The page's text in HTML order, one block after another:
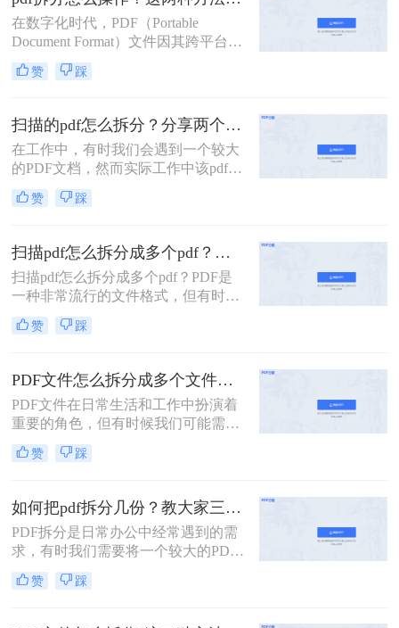
拆分多页PDF文件的实用方法，帮助
您轻松应对各种拆分需求。
在数字化时代，PDF（Portable
Document Format）文件因其跨平台兼
容性和内容稳定性而广受欢迎。然
而，有时我们需要对大型PDF文件进
分割成更小的单元，以便于管理、分
享或编辑。那么PDF拆分怎么操作
呢？本文将为您介绍几种常见的PDF
拆分方法，帮助您轻松完成这项任
务。
赞 踩
扫描的pdf怎么拆分？分享两个实用拆分的方法！
在工作中，有时我们会遇到一个较大
的PDF文档，然而实际工作中该pdf文
档的内容是分模块处理的。这时我们
就可以使用PDF拆分功能，将整个
文档，方便工作中文档的传输处理和
重要内容的查找。下面我们就将介绍
扫描的pdf怎么拆分方法，希望能给读
者的工作带来方便。
赞 踩
扫描pdf怎么拆分成多个pdf？这三种PDF拆分方法轻松搞定！
扫描pdf怎么拆分成多个pdf？PDF是
一种非常流行的文件格式，但有时候
我们需要将一个大的PDF文件拆分成
多个小的文件，以便于管理和分享。
赞 踩
PDF文件怎么拆分成多个文件？看看这三种拆分方法！
PDF文件在日常生活和工作中扮演着
重要的角色，但有时候我们可能需要
将一个较大的PDF文件拆分成多个小
文件，以便更好地管理和使用。那么
面将介绍三种实用的方法，帮助你轻
松实现PDF文件的拆分。
赞 踩
如何把pdf拆分几份？教大家三种方法！
PDF拆分是日常办公中经常遇到的需
求，有时我们需要将一个较大的PDF
文件拆分成多个小文件，以便于分
享、存档或编辑。那么如何把pdf拆分
赞 踩